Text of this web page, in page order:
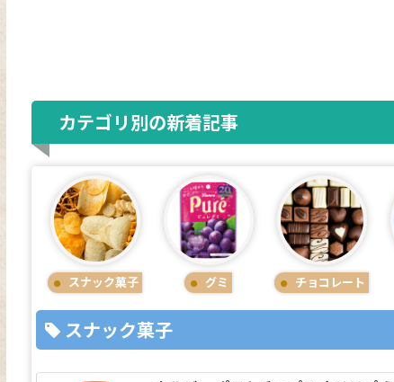
カテゴリ別の新着記事
スナック菓子 グミ チョコレート
スナック菓子